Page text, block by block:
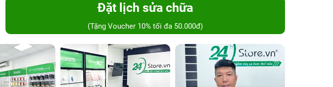
Đặt lịch sửa chữa
(Tặng Voucher 10% tối đa 50.000đ)